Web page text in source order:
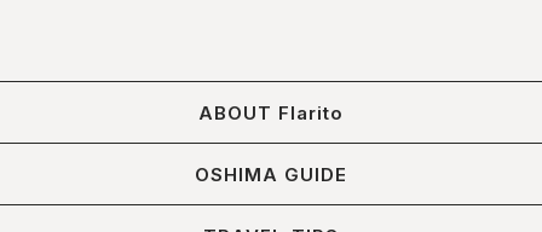
ABOUT Flarito
OSHIMA GUIDE